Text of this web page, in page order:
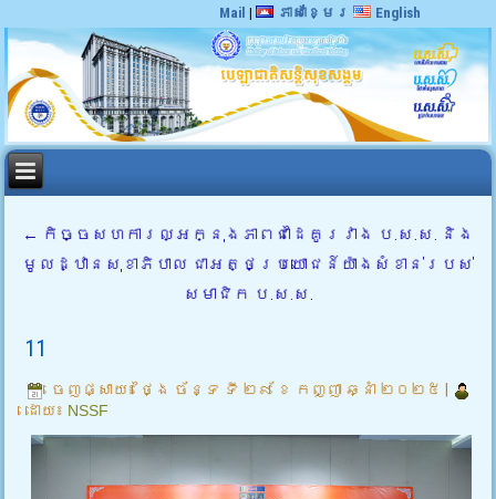
Mail | ភាសាខ្មែរ English
← កិច្ចសហការល្អក្នុងភាពជាដៃគូរវាង ប.ស.ស. និង
មូលដ្ឋានសុខាភិបាល ជាអត្ថប្រយោជន៍យ៉ាងសំខាន់របស់
សមាជិក ប.ស.ស.
11
ចេញផ្សាយ៖ ថ្ងៃ ច័ន្ទ ទី ២៩ ខែ កញ្ញា ឆ្នាំ ២០២៥
ដោយ៖ NSSF